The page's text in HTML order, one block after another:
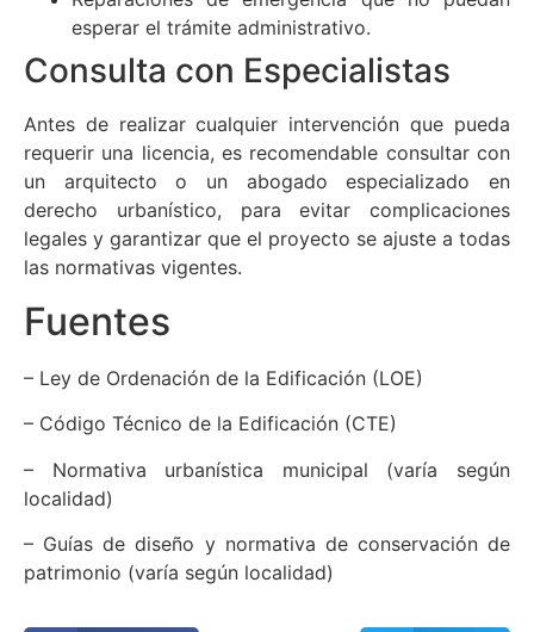
esperar el trámite administrativo.
Consulta con Especialistas
Antes de realizar cualquier intervención que pueda
requerir una licencia, es recomendable consultar con
un arquitecto o un abogado especializado en
derecho urbanístico, para evitar complicaciones
legales y garantizar que el proyecto se ajuste a todas
las normativas vigentes.
Fuentes
– Ley de Ordenación de la Edificación (LOE)
– Código Técnico de la Edificación (CTE)
– Normativa urbanística municipal (varía según
localidad)
– Guías de diseño y normativa de conservación de
patrimonio (varía según localidad)